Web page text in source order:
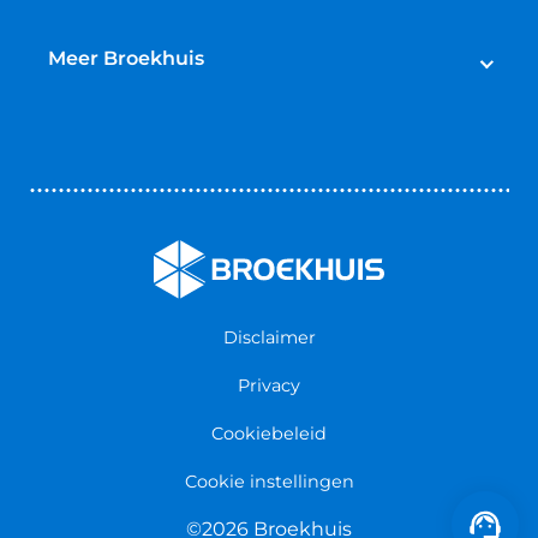
Autoverhuur Heemskerk
Meer Broekhuis
Nieuws & Blogs
Disclaimer
Privacy
Cookiebeleid
Cookie instellingen
©2026 Broekhuis